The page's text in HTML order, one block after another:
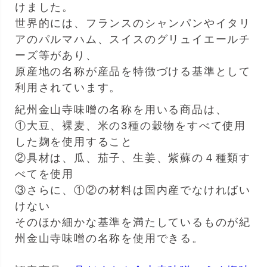
けました。
世界的には、フランスのシャンパンやイタリ
アのパルマハム、スイスのグリュイエールチ
ーズ等があり、
原産地の名称が産品を特徴づける基準として
利用されています。
紀州金山寺味噌の名称を用いる商品は、
①大豆、裸麦、米の3種の穀物をすべて使用
した麹を使用すること
②具材は、瓜、茄子、生姜、紫蘇の４種類す
べてを使用
③さらに、①②の材料は国内産でなければい
けない
そのほか細かな基準を満たしているものが紀
州金山寺味噌の名称を使用できる。